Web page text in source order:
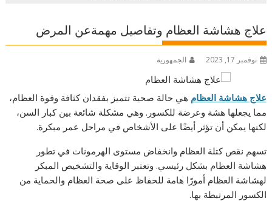
علاج هشاشة العظام وتفاصيل مهمةعن المرض
نوفمبر 17, 2023 الجمهورية
علاج هشاشة العظام هي حالة صحية تتميز بفقدان كثافة وقوة العظام،
مما يجعلها هشة وعرضة للكسور. وهي مشكلة شائعة بين كبار السن،
لكنها يمكن أن تؤثر أيضًا على الأشخاص في مراحل عمر مبكرة.
تسهم نقص كتلة العظام وانخفاض مستوى الهرمونات في تطور
هشاشة العظام بشكل رئيسي. وتعتبر الوقاية والتشخيص المبكر
لهشاشة العظام أمورًا هامة للحفاظ على صحة العظام والحماية من
الكسور المرتبطة بها.